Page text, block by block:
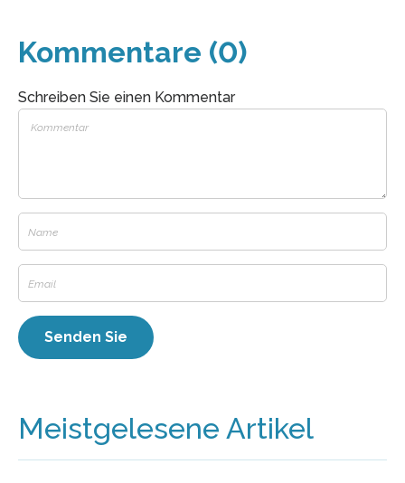
Kommentare (0)
Schreiben Sie einen Kommentar
Meistgelesene Artikel